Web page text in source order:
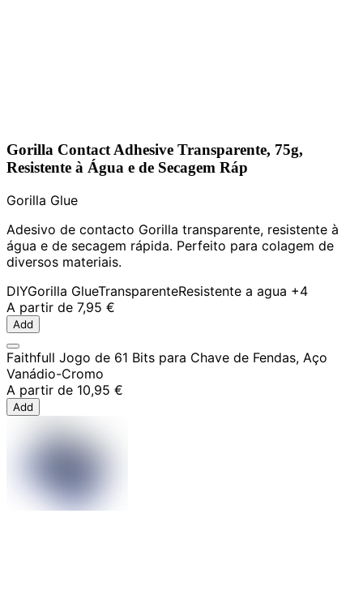
Gorilla Contact Adhesive Transparente, 75g,
Resistente à Água e de Secagem Ráp
Gorilla Glue
Adesivo de contacto Gorilla transparente, resistente à
água e de secagem rápida. Perfeito para colagem de
diversos materiais.
DIYGorilla GlueTransparenteResistente a agua +4
A partir de 7,95 €
Add
Faithfull Jogo de 61 Bits para Chave de Fendas, Aço
Vanádio-Cromo
A partir de 10,95 €
Add